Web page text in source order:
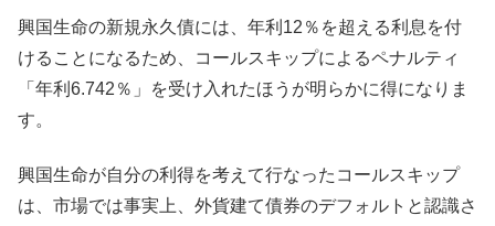
興国生命の新規永久債には、年利12％を超える利息を付
けることになるため、コールスキップによるペナルティ
「年利6.742％」を受け入れたほうが明らかに得になりま
す。
興国生命が自分の利得を考えて行なったコールスキップ
は、市場では事実上、外貨建て債券のデフォルトと認識さ